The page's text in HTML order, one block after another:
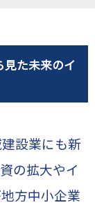
見た未来のイ
設業にも新
の拡大やイ
方中小企業